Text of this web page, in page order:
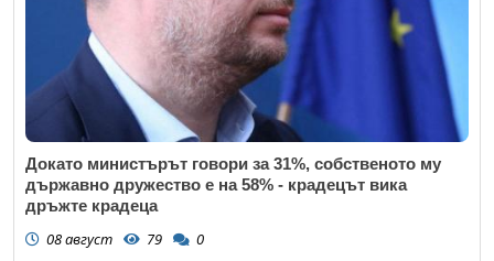
Докато министърът говори за 31%, собственото му
държавно дружество е на 58% - крадецът вика
дръжте крадеца
08 август 79 0